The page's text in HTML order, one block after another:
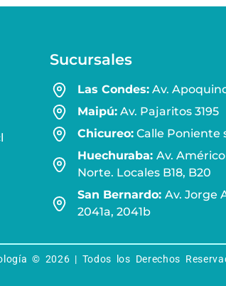
Sucursales
Las Condes:Av.
Maipú:Av. Pajaritos 3195
Chicureo:Calle Poniente
Huechuraba: Av.
Norte. Locales B18, B20
San Bernardo: Av. Jorge
2041a, 2041b
© 2026 | Todos los Derechos